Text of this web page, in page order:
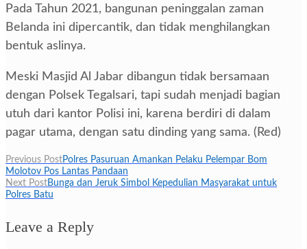
Pada Tahun 2021, bangunan peninggalan zaman
Belanda ini dipercantik, dan tidak menghilangkan
bentuk aslinya.
Meski Masjid Al Jabar dibangun tidak bersamaan
dengan Polsek Tegalsari, tapi sudah menjadi bagian
utuh dari kantor Polisi ini, karena berdiri di dalam
pagar utama, dengan satu dinding yang sama. (Red)
Navigasi
pos
Previous PostPolres Pasuruan Amankan Pelaku Pelempar Bom
Molotov Pos Lantas Pandaan
Next PostBunga dan Jeruk Simbol Kepedulian Masyarakat untuk
Polres Batu
Leave a Reply